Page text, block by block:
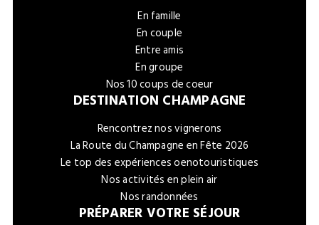
En famille
En couple
Entre amis
En groupe
Nos 10 coups de coeur
DESTINATION CHAMPAGNE
Rencontrez nos vignerons
La Route du Champagne en Fête 2026
Le top des expériences oenotouristiques
Nos activités en plein air
Nos randonnées
PRÉPARER VOTRE SÉJOUR